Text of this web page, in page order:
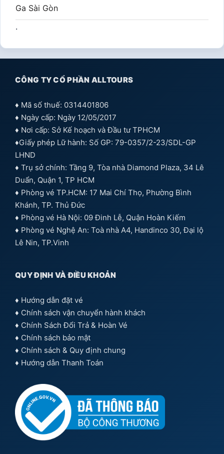
Ga Sài Gòn
.
CÔNG TY CỔ PHẦN ALLTOURS
♦ Mã số thuế: 0314401806
♦ Ngày cấp: Ngày 12/05/2017
♦ Nơi cấp: Sở Kế hoạch và Đầu tư TPHCM
♦Giấy phép Lữ hành: Số GP: 79-0357/2-23/SDL-GP
LHND
♦ Trụ sở chính: Tầng 9, Tòa nhà Diamond Plaza, 34 Lê
Duẩn, Quận 1, TP HCM
♦ Phòng vé TP.HCM: 17 Mai Chí Thọ, Phường Bình
Khánh, TP. Thủ Đức
♦ Phòng vé Hà Nội: 09 Đinh Lễ, Quận Hoàn Kiếm
♦ Phòng vé Nghệ An: Toà nhà A4, Handinco 30, Đại lộ
Lê Nin, TP.Vinh
QUY ĐỊNH VÀ ĐIỀU KHOẢN
♦ Hướng dẫn đặt vé
♦ Chính sách vận chuyển hành khách
♦ Chính Sách Đổi Trả & Hoàn Vé
♦ Chính sách bảo mật
♦ Chính sách & Quy định chung
♦ Hướng dẫn Thanh Toán